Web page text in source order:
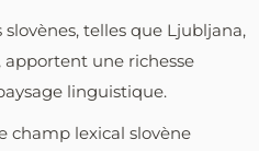
slovènes, telles que Ljubljana,
apportent une richesse
linguistique.
champ lexical slovène